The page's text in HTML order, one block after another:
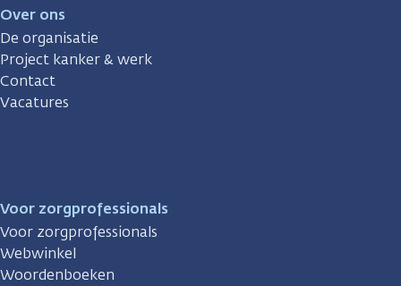
Over ons
De organisatie
Project kanker & werk
Contact
Vacatures
Voor zorgprofessionals
Voor zorgprofessionals
Webwinkel
Woordenboeken